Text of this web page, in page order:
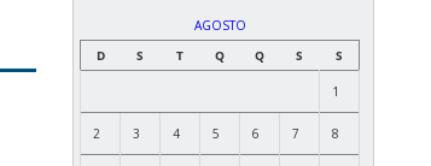
AGOSTO
D
S T Q Q S S
1
2 3 4 5 6 7 8